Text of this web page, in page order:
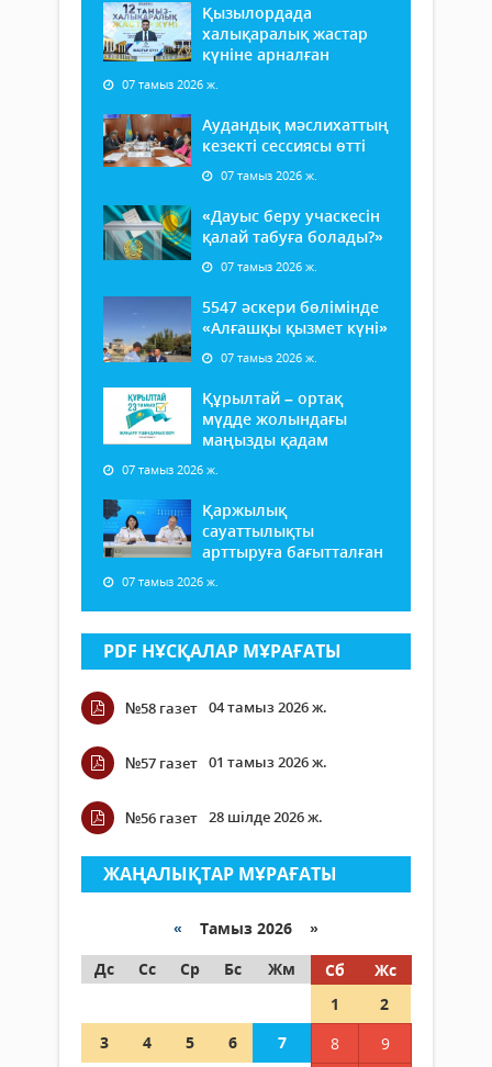
Қызылордада
халықаралық жастар
күніне арналған
07 тамыз 2026 ж.
Аудандық мәслихаттың
кезекті сессиясы өтті
07 тамыз 2026 ж.
«Дауыс беру учаскесін
қалай табуға болады?»
07 тамыз 2026 ж.
5547 әскери бөлімінде
«Алғашқы қызмет күні»
07 тамыз 2026 ж.
Құрылтай – ортақ
мүдде жолындағы
маңызды қадам
07 тамыз 2026 ж.
Қаржылық
сауаттылықты
арттыруға бағытталған
07 тамыз 2026 ж.
PDF НҰСҚАЛАР МҰРАҒАТЫ
№58 газет 04 тамыз 2026 ж.
№57 газет 01 тамыз 2026 ж.
№56 газет 28 шілде 2026 ж.
ЖАҢАЛЫҚТАР МҰРАҒАТЫ
« Тамыз 2026 »
Дс
Сс Ср Бс Жм Сб
Жс
1
2
3
4 5 6 7 8
9